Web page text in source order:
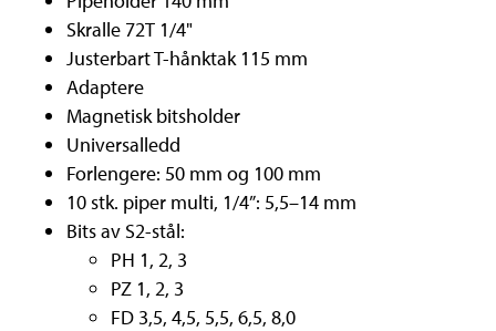
Skralle 72T 1/4"
Justerbart T-hånktak 115 mm
Adaptere
Magnetisk bitsholder
Universalledd
Forlengere: 50 mm og 100 mm
10 stk. piper multi, 1/4”: 5,5–14 mm
Bits av S2-stål:
PH 1, 2, 3
PZ 1, 2, 3
FD 3,5, 4,5, 5,5, 6,5, 8,0